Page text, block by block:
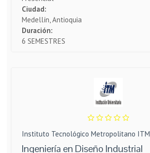
Ciudad:
Medellín, Antioquia
Duración:
6 SEMESTRES
Instituto Tecnológico Metropolitano ITM
Ingeniería en Diseño Industrial